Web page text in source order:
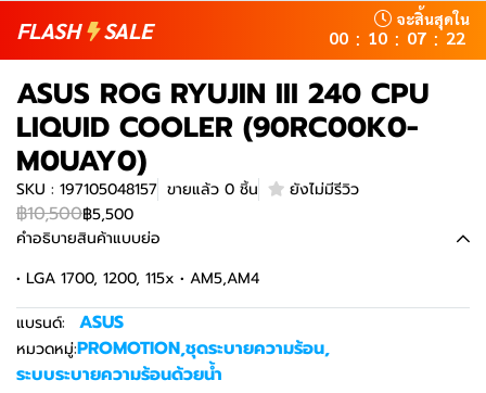
FLASH SALE จะสิ้นสุดใน
00 : 10 : 07 : 21
ASUS ROG RYUJIN III 240 CPU
LIQUID COOLER (90RC00K0-
M0UAY0)
SKU : 197105048157 ขายแล้ว 0 ชิ้น ยังไม่มีรีวิว
฿10,500฿5,500
คำอธิบายสินค้าแบบย่อ
• LGA 1700, 1200, 115x • AM5,AM4
แบรนด์:
ASUS
หมวดหมู่:PROMOTION,ชุดระบายความร้อน,
ระบบระบายความร้อนด้วยน้ำ